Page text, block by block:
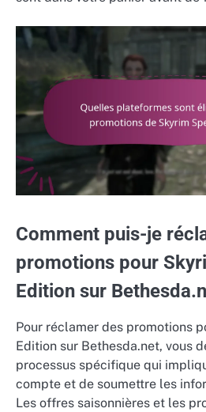
Comment puis-je
promotions pour
Edition sur
Pour réclamer des promotions
Edition sur Bethesda.net, vous
processus spécifique qui
compte et de soumettre les
Les offres saisonnières et les